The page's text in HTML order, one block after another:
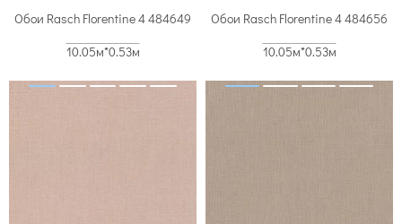
Обои Rasch Florentine 4 484649
10.05м*0.53м
Обои Rasch Florentine 4 484656
10.05м*0.53м